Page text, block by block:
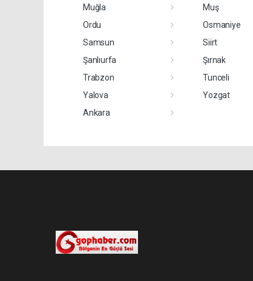
Muğla
Muş
Ordu
Osmaniye
Samsun
Siirt
Şanlıurfa
Şırnak
Trabzon
Tunceli
Yalova
Yozgat
Ankara